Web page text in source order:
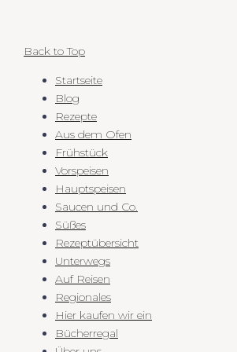
Back to Top
Startseite
Blog
Rezepte
Aus dem Ofen
Frühstück
Vorspeisen
Hauptspeisen
Saucen und Co.
Süßes
Rezeptübersicht
Unterwegs
Auf Reisen
Regionales
Hier kaufen wir ein
Bücherregal